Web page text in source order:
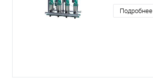
Подробнее